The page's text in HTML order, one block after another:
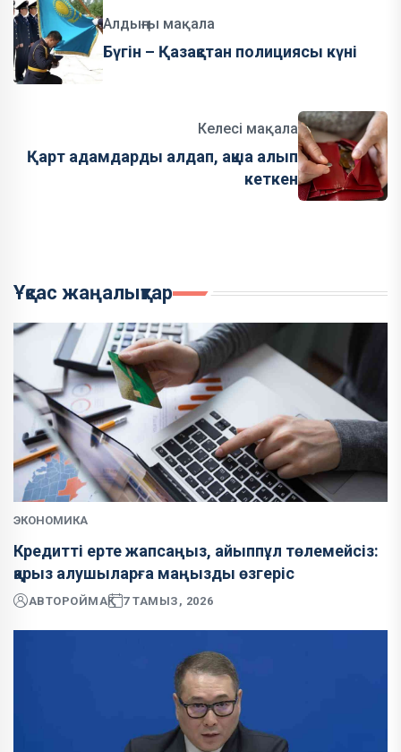
Алдыңғы мақала
Бүгін – Қазақстан полициясы күні
Келесі мақала
Қарт адамдарды алдап, ақша алып
кеткен
Ұқсас жаңалықтар
ЭКОНОМИКА
Кредитті ерте жапсаңыз, айыппұл төлемейсіз:
қарыз алушыларға маңызды өзгеріс
АВТОРОЙМАҚ 7 ТАМЫЗ, 2026